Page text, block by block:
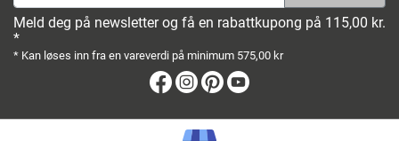
Meld deg på newsletter og få en rabattkupong på 115,00 kr.
*
* Kan løses inn fra en vareverdi på minimum 575,00 kr
Facebook
Instagram
Pinterest